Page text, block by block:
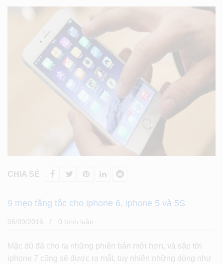
CHIA SẺ
9 mẹo tăng tốc cho iphone 6, iphone 5 và 5S
06/09/2016 0 bình luân
Mặc dù đã cho ra những phiên bản mới hơn, và sắp tới
iphone 7 cũng sẽ được ra mắt, tuy nhiên những dòng như